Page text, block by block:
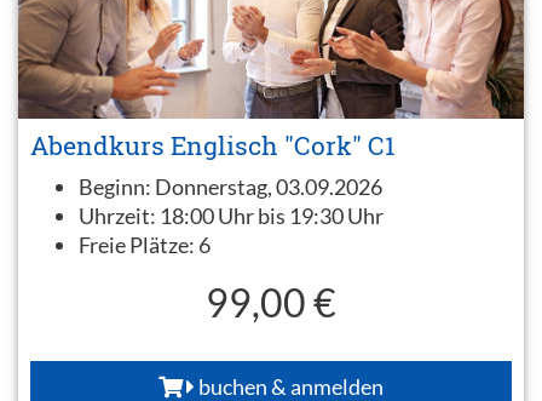
Abendkurs Englisch "Cork" C1
Beginn: Donnerstag, 03.09.2026
Uhrzeit: 18:00 Uhr bis 19:30 Uhr
Freie Plätze: 6
99,00 €
buchen & anmelden